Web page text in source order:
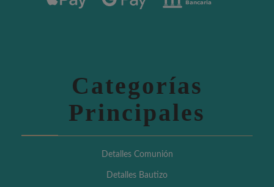
Categorías
Principales
Detalles Comunión
Detalles Bautizo